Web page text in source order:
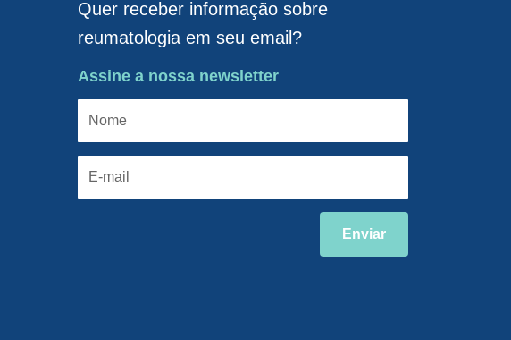
Quer receber informação sobre
reumatologia em seu email?
Assine a nossa newsletter
Enviar